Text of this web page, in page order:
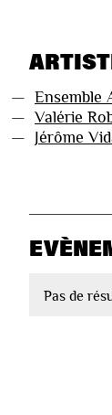
— Ensemble
—Valérie
— Jérôme
Pas de